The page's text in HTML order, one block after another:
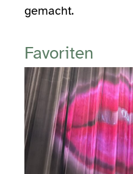
gemacht.
Favoriten